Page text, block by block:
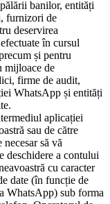
banilor, entități
furnizori de
deservirea
în cursul
și pentru
mijloace de
firme de audit,
WhatsApp și entități
aplicației
sau de către
să vă
deschidere a contului
cu caracter
date (în funcție de
WhatsApp) sub forma